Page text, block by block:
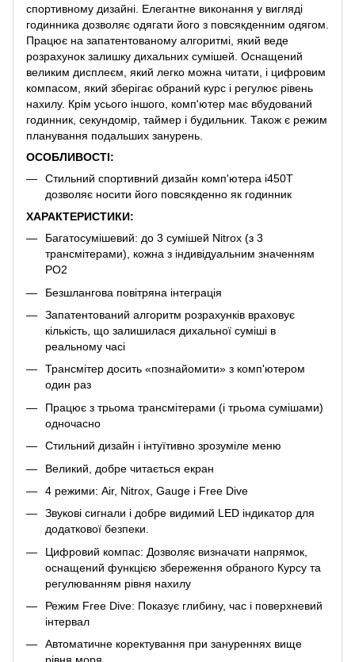
спортивному дизайні. Елегантне виконання у вигляді
годинника дозволяє одягати його з повсякденним одягом.
Працює на запатентованому алгоритмі, який веде
розрахунок залишку дихальних сумішей. Оснащений
великим дисплеєм, який легко можна читати, і цифровим
компасом, який зберігає обраний курс і регулює рівень
нахилу. Крім усього іншого, комп'ютер має вбудований
годинник, секундомір, таймер і будильник. Також є режим
планування подальших занурень.
ОСОБЛИВОСТІ:
Стильний спортивний дизайн комп'ютера i450T
дозволяє носити його повсякденно як годинник
ХАРАКТЕРИСТИКИ:
Багатосумішевий: до 3 сумішей Nitrox (з 3
трансмітерами), кожна з індивідуальним значенням
PO2
Безшлангова повітряна інтеграція
Запатентований алгоритм розрахунків враховує
кількість, що залишилася дихальної суміші в
реальному часі
Трансмітер досить «познайомити» з комп'ютером
один раз
Працює з трьома трансмітерами (і трьома сумішами)
одночасно
Стильний дизайн і інтуїтивно зрозуміле меню
Великий, добре читається екран
4 режими: Air, Nitrox, Gauge і Free Dive
Звукові сигнали і добре видимий LED індикатор для
додаткової безпеки.
Цифровий компас: Дозволяє визначати напрямок,
оснащений функцією збереження обраного Курсу та
регулюванням рівня нахилу
Режим Free Dive: Показує глибину, час і поверхневий
інтервал
Автоматичне коректування при зануреннях вище